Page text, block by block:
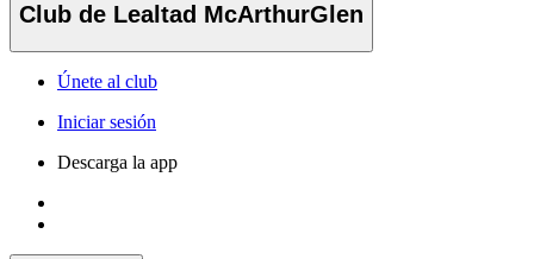
Club de Lealtad McArthurGlen
Únete al club
Iniciar sesión
Descarga la app